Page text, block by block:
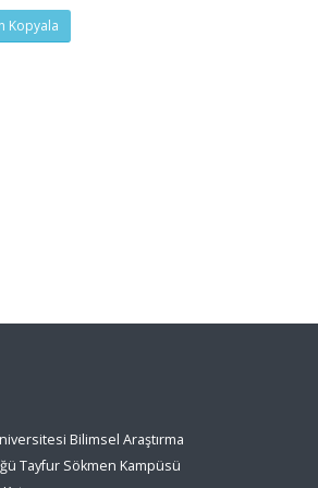
Kopyala
Bilimsel Araştırma
Tayfur Sökmen Kampüsü